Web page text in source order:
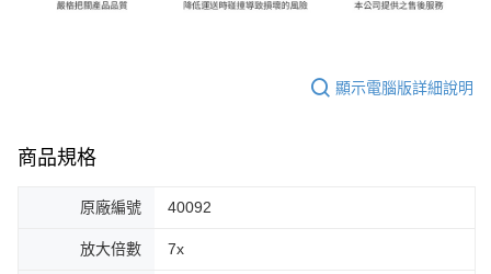
顯示電腦版詳細說明
商品規格
原廠編號 40092
放大倍數 7x